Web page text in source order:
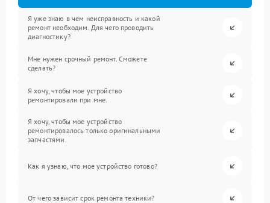
Я уже знаю в чем неисправность и какой
ремонт необходим. Для чего проводить
диагностику?
Мне нужен срочный ремонт. Сможете
сделать?
Я хочу, чтобы мое устройство
ремонтировали при мне.
Я хочу, чтобы мое устройство
ремонтировалось только оригинальными
запчастями.
Как я узнаю, что мое устройство готово?
От чего зависит срок ремонта техники?